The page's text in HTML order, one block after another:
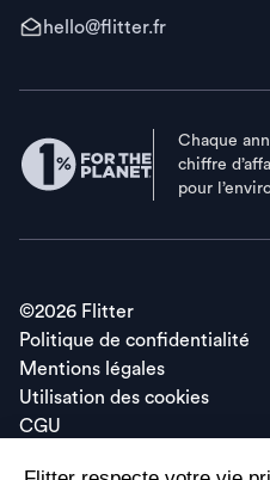
hello@flitter.fr
Chaque
chiffre
pour
©2026 Flitter
Politique de confidentialité
Mentions légales
Utilisation des cookies
CGU